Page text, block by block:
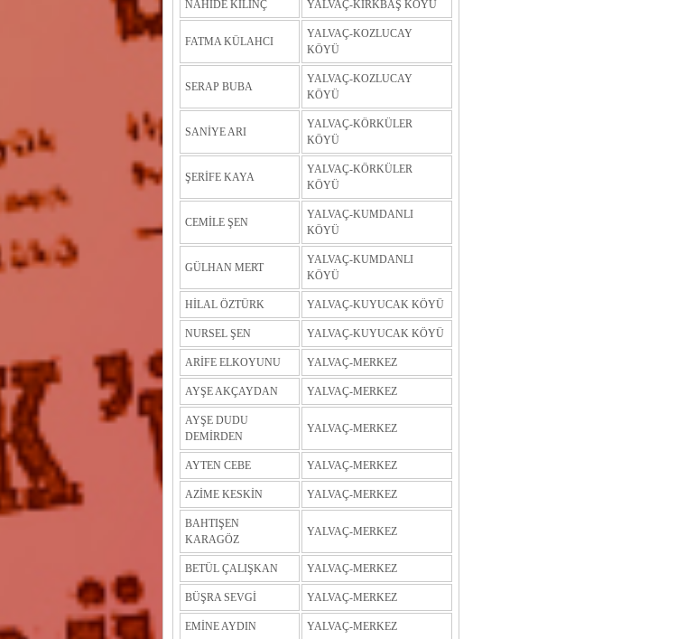
NAHİDE KILINÇ YALVAÇ-KIRKBAŞ KÖYÜ
FATMA KÜLAHCI
YALVAÇ-KOZLUCAY
KÖYÜ
SERAP BUBA
YALVAÇ-KOZLUCAY
KÖYÜ
SANİYE ARI
YALVAÇ-KÖRKÜLER
KÖYÜ
ŞERİFE KAYA
YALVAÇ-KÖRKÜLER
KÖYÜ
CEMİLE ŞEN
YALVAÇ-KUMDANLI
KÖYÜ
GÜLHAN MERT
YALVAÇ-KUMDANLI
KÖYÜ
HİLAL ÖZTÜRK YALVAÇ-KUYUCAK KÖYÜ
NURSEL ŞEN YALVAÇ-KUYUCAK KÖYÜ
ARİFE ELKOYUNU YALVAÇ-MERKEZ
AYŞE AKÇAYDAN YALVAÇ-MERKEZ
AYŞE DUDU
DEMİRDEN
YALVAÇ-MERKEZ
AYTEN CEBE YALVAÇ-MERKEZ
AZİME KESKİN YALVAÇ-MERKEZ
BAHTIŞEN
KARAGÖZ
YALVAÇ-MERKEZ
BETÜL ÇALIŞKAN YALVAÇ-MERKEZ
BÜŞRA SEVGİ YALVAÇ-MERKEZ
EMİNE AYDIN YALVAÇ-MERKEZ